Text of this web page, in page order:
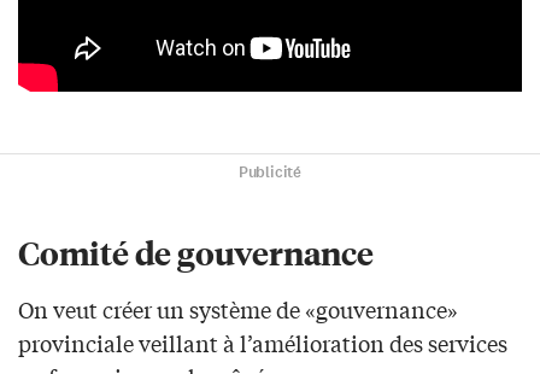
Publicité
Comité de gouvernance
On veut créer un système de «gouvernance»
provinciale veillant à l’amélioration des services